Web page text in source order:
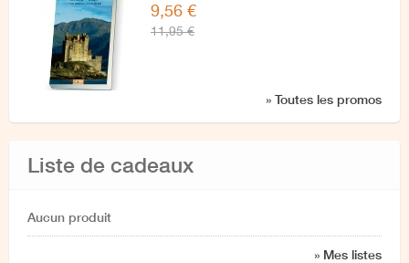
9,56 €
11,95 €
» Toutes les promos
Liste de cadeaux
Aucun produit
» Mes listes